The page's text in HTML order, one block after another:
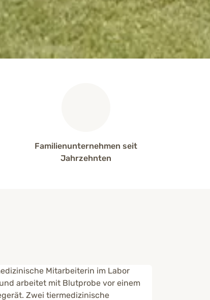
Familienunternehmen seit
Jahrzehnten